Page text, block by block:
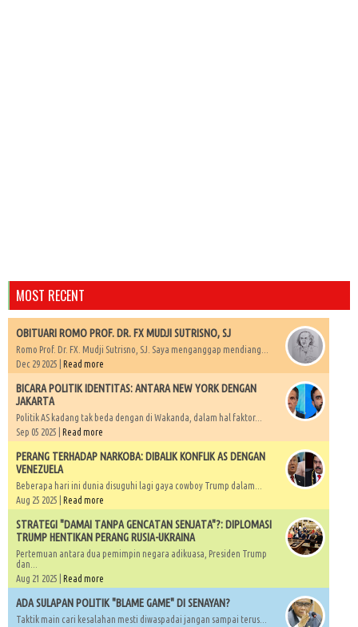
MOST RECENT
OBITUARI ROMO PROF. DR. FX MUDJI SUTRISNO, SJ
Romo Prof. Dr. FX. Mudji Sutrisno, SJ. Saya menganggap mendiang...
Dec 29 2025 | Read more
BICARA POLITIK IDENTITAS: ANTARA NEW YORK DENGAN
JAKARTA
Politik AS kadang tak beda dengan di Wakanda, dalam hal faktor...
Sep 05 2025 | Read more
PERANG TERHADAP NARKOBA: DIBALIK KONFLIK AS DENGAN
VENEZUELA
Beberapa hari ini dunia disuguhi lagi gaya cowboy Trump dalam...
Aug 25 2025 | Read more
STRATEGI "DAMAI TANPA GENCATAN SENJATA"?: DIPLOMASI
TRUMP HENTIKAN PERANG RUSIA-UKRAINA
Pertemuan antara dua pemimpin negara adikuasa, Presiden Trump
dan...
Aug 21 2025 | Read more
ADA SULAPAN POLITIK "BLAME GAME" DI SENAYAN?
Taktik main cari kesalahan mesti diwaspadai jangan sampai terus...